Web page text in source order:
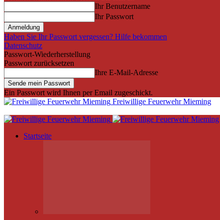
Ihr Benutzername
Ihr Passwort
Haben Sie Ihr Passwort vergessen? Hilfe bekommen
Datenschutz
Passwort-Wiederherstellung
Passwort zurücksetzen
Ihre E-Mail-Adresse
Ein Passwort wird Ihnen per Email zugeschickt.
Freiwillige Feuerwehr Mieming
Startseite